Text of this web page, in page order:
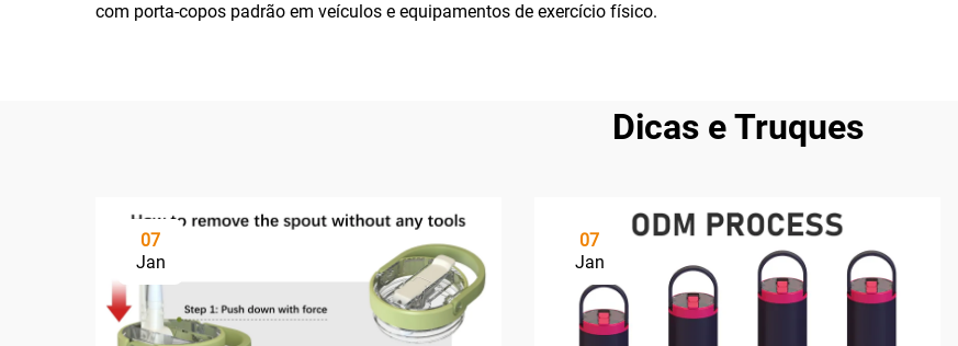
com porta-copos padrão em veículos e equipamentos de exercício físico.
Dicas e Truques
07
Jan
07
Jan